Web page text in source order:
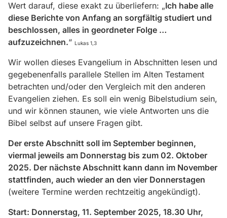
Wert darauf, diese exakt zu überliefern: „Ich habe alle
diese Berichte von Anfang an sorgfältig studiert und
beschlossen, alles in geordneter Folge …
aufzuzeichnen.“ Lukas 1,3
Wir wollen dieses Evangelium in Abschnitten lesen und
gegebenenfalls parallele Stellen im Alten Testament
betrachten und/oder den Vergleich mit den anderen
Evangelien ziehen. Es soll ein wenig Bibelstudium sein,
und wir können staunen, wie viele Antworten uns die
Bibel selbst auf unsere Fragen gibt.
Der erste Abschnitt soll im September beginnen,
viermal jeweils am Donnerstag bis zum 02. Oktober
2025. Der nächste Abschnitt kann dann im November
stattfinden, auch wieder an den vier Donnerstagen
(weitere Termine werden rechtzeitig angekündigt).
Start: Donnerstag, 11. September 2025, 18.30 Uhr,